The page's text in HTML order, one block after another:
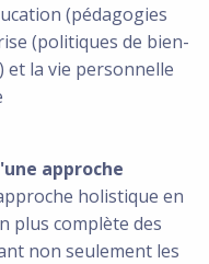
(pédagogies
(politiques de bien-
la vie personnelle
approche
holistique en
plus complète des
non seulement les